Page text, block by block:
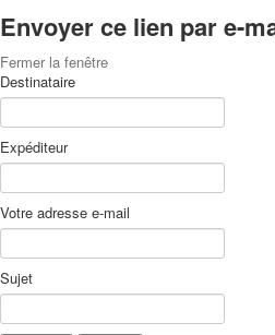
Envoyer ce lien par e-
Fermer la fenêtre
Destinataire
Expéditeur
Votre adresse e-mail
Sujet